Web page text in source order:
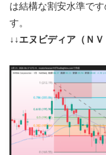
は結構な割安水準で
す。
↓↓エヌビディア（Ｎ